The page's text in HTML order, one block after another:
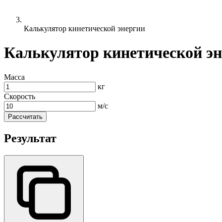
Калькулятор кинетической энергии
Калькулятор кинетической
Масса
кг
Скорость
м/с
Рассчитать
Результат